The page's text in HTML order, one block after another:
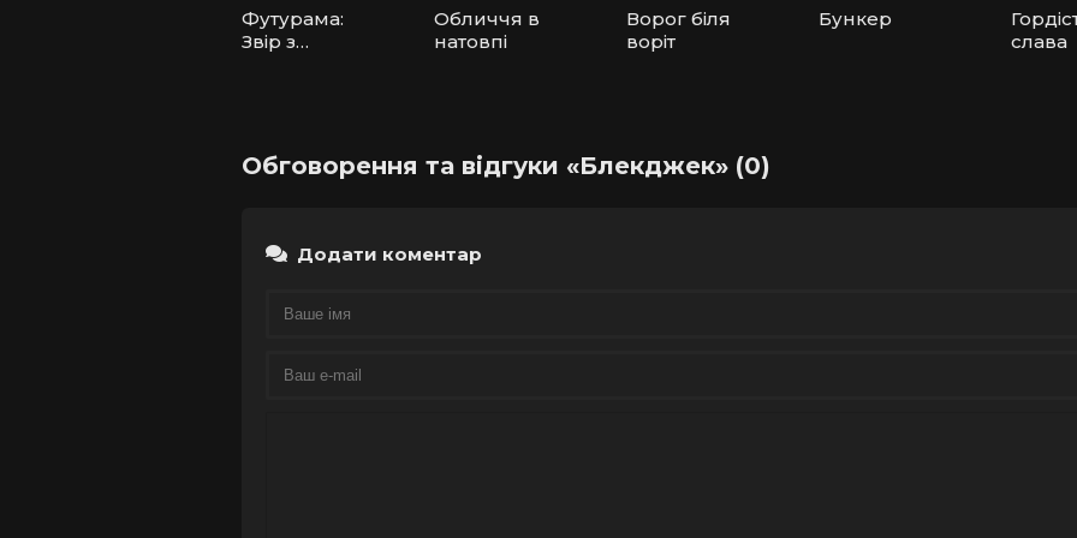
Футурама:
Звір з
Обличчя в
натовпі
Ворог біля
воріт
Бункер
слава
Обговорення та відгуки «Блекджек» (0)
Додати коментар